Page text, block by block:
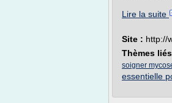
Lire la suite
Site : http://
Thèmes
soigner
essentielle